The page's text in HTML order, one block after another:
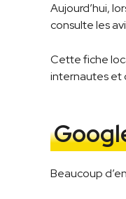
Aujourd’hui,
consulte les
Cette fiche
internautes et
Beaucoup